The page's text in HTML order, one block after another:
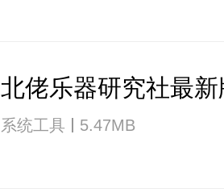
北佬乐器研究社最新
系统工具 5.47MB